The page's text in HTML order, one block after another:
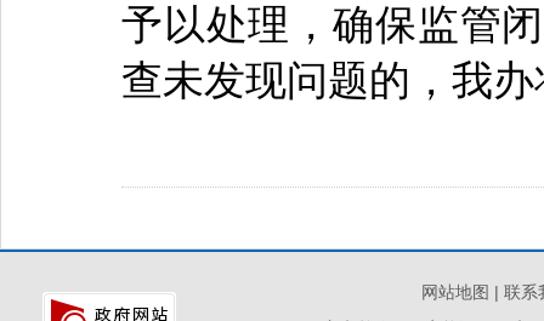
予以处理，确保监管
查未发现问题的，我